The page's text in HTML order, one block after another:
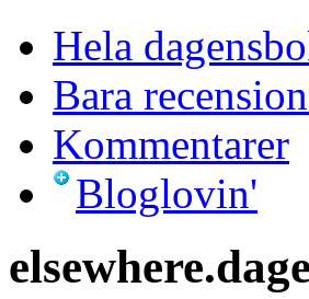
Hela
Bara
Kommentarer
Bloglovin'